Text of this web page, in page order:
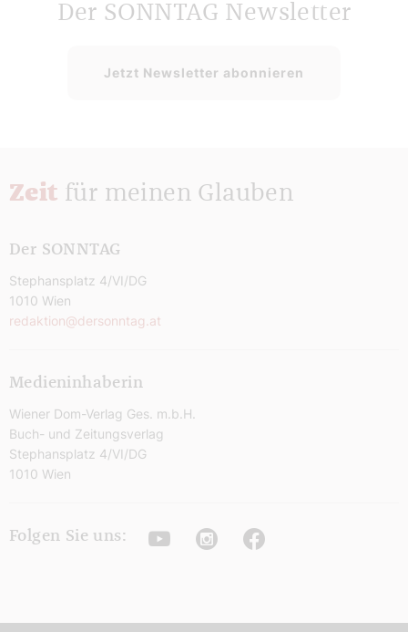
Der SONNTAG Newsletter
Jetzt Newsletter abonnieren
Zeit für meinen Glauben
Der SONNTAG
Stephansplatz 4/VI/DG
1010 Wien
redaktion@dersonntag.at
Medieninhaberin
Wiener Dom-Verlag Ges. m.b.H.
Buch- und Zeitungsverlag
Stephansplatz 4/VI/DG
1010 Wien
Folgen Sie uns: YoutubeInstagramFacebook